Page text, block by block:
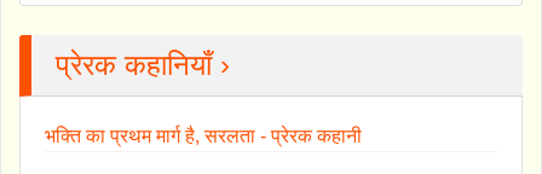
प्रेरक कहानियाँ ›
भक्ति का प्रथम मार्ग है, सरलता - प्रेरक कहानी